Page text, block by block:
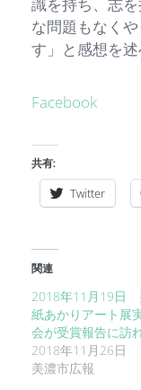
な問題もなく
す」と感想を述
Facebook
共有:
Twitter
関連
2018年11月19日
紙あかりアート展
会が受賞報告に訪
2018年11月26日
美濃市広報